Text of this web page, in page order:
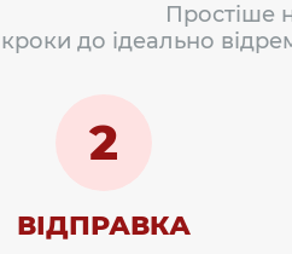
Простіше
до ідеально
2
ВІДПРАВКА